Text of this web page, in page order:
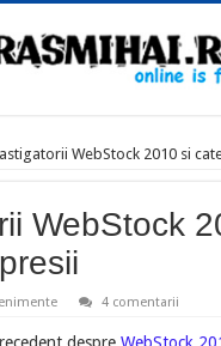
WebStock 2010 si
WebStock
4 comentarii